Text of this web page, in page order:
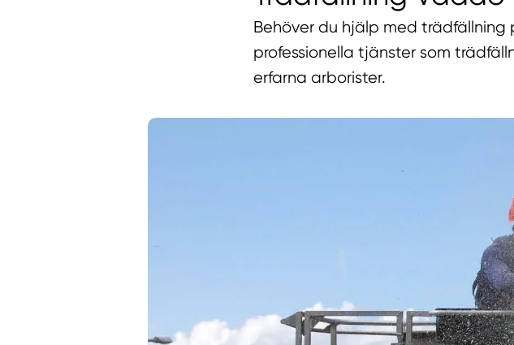
Behöver du hjälp med
professionella tjänster som
erfarna arborister.